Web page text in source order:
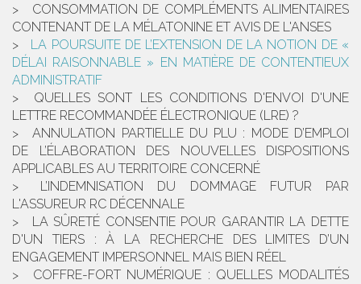
CONSOMMATION DE COMPLÉMENTS ALIMENTAIRES
CONTENANT DE LA MÉLATONINE ET AVIS DE L'ANSES
LA POURSUITE DE L’EXTENSION DE LA NOTION DE «
DÉLAI RAISONNABLE » EN MATIÈRE DE CONTENTIEUX
ADMINISTRATIF
QUELLES SONT LES CONDITIONS D'ENVOI D'UNE
LETTRE RECOMMANDÉE ÉLECTRONIQUE (LRE) ?
ANNULATION PARTIELLE DU PLU : MODE D’EMPLOI
DE L’ÉLABORATION DES NOUVELLES DISPOSITIONS
APPLICABLES AU TERRITOIRE CONCERNÉ
L’INDEMNISATION DU DOMMAGE FUTUR PAR
L'ASSUREUR RC DÉCENNALE
LA SÛRETÉ CONSENTIE POUR GARANTIR LA DETTE
D'UN TIERS : À LA RECHERCHE DES LIMITES D’UN
ENGAGEMENT IMPERSONNEL MAIS BIEN RÉEL
COFFRE-FORT NUMÉRIQUE : QUELLES MODALITÉS